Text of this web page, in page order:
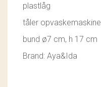
GRY & SIF
HAMMERSHUS FAIRTRADE
plastlåg
tåler opvaskemaskine
bund ø7 cm, h 17 cm
Brand: Aya&Ida